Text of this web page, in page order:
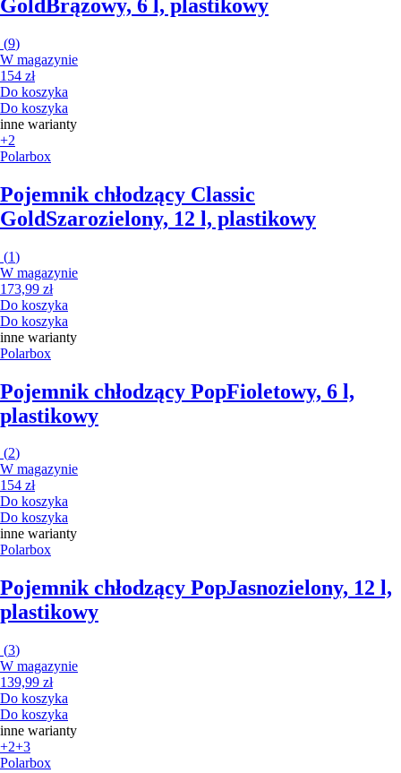
GoldBrązowy, 6 l, plastikowy
(9)
W magazynie
154 zł
Do koszyka
Do koszyka
inne warianty
+2
Polarbox
Pojemnik chłodzący Classic
GoldSzarozielony, 12 l, plastikowy
(1)
W magazynie
173,99 zł
Do koszyka
Do koszyka
inne warianty
Polarbox
Pojemnik chłodzący PopFioletowy, 6 l,
plastikowy
(2)
W magazynie
154 zł
Do koszyka
Do koszyka
inne warianty
Polarbox
Pojemnik chłodzący PopJasnozielony, 12 l,
plastikowy
(3)
W magazynie
139,99 zł
Do koszyka
Do koszyka
inne warianty
+2+3
Polarbox